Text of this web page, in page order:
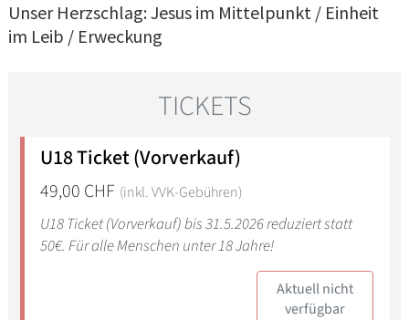
Unser Herzschlag: Jesus im Mittelpunkt / Einheit
im Leib / Erweckung